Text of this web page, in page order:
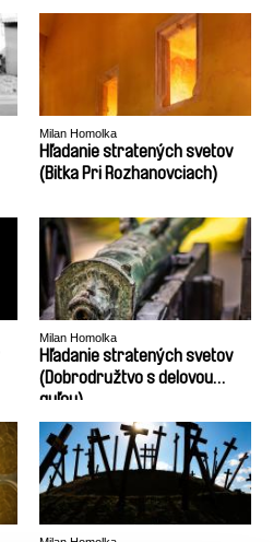
Milan Homolka
Hľadanie stratených svetov
(Bitka Pri Rozhanovciach)
Milan Homolka
Hľadanie stratených svetov
(Dobrodružtvo s delovou
guľou)